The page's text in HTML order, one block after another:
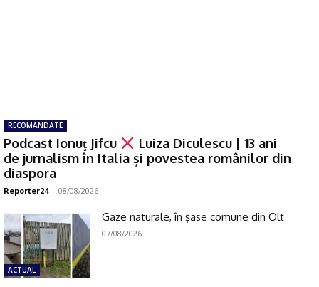
RECOMANDATE
Podcast Ionuţ Jifcu
Luiza Diculescu | 13 ani
de jurnalism în Italia și povestea românilor din
diaspora
Reporter24 - 08/08/2026
ACTUAL
Gaze naturale, în şase comune din Olt
07/08/2026